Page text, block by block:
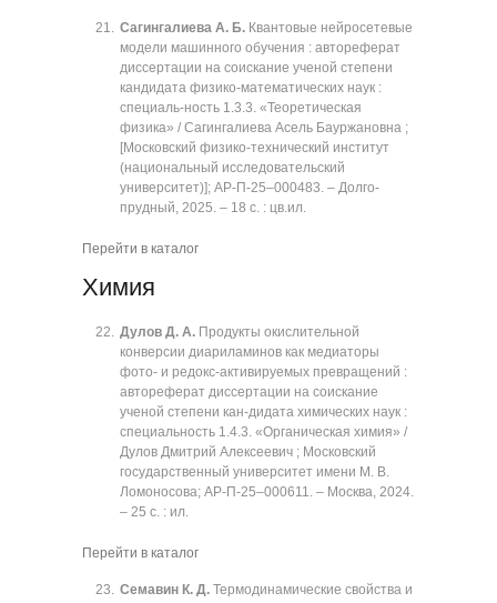
Сагингалиева А. Б. Квантовые нейросетевые
модели машинного обучения : автореферат
диссертации на соискание ученой степени
кандидата физико-математических наук :
специаль-ность 1.3.3. «Теоретическая
физика» / Сагингалиева Асель Бауржановна ;
[Московский физико-технический институт
(национальный исследовательский
университет)]; АР-П-25‒000483. ‒ Долго-
прудный, 2025. ‒ 18 с. : цв.ил.
Перейти в каталог
Химия
Дулов Д. А. Продукты окислительной
конверсии диариламинов как медиаторы
фото- и редокс-активируемых превращений :
автореферат диссертации на соискание
ученой степени кан-дидата химических наук :
специальность 1.4.3. «Органическая химия» /
Дулов Дмитрий Алексеевич ; Московский
государственный университет имени М. В.
Ломоносова; АР-П-25‒000611. ‒ Москва, 2024.
‒ 25 с. : ил.
Перейти в каталог
Семавин К. Д. Термодинамические свойства и